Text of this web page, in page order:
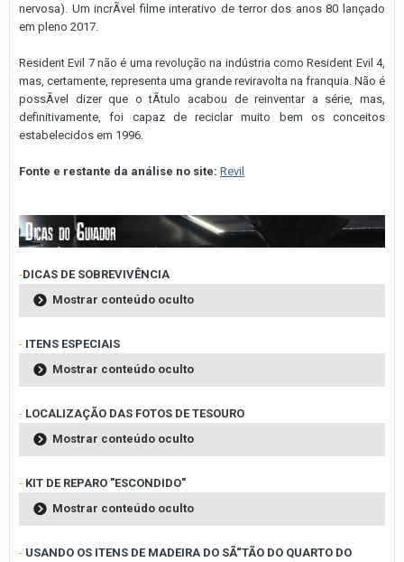
nervosa). Um incrÃ­vel filme interativo de terror dos anos 80 lançado
em pleno 2017.
Resident Evil 7 não é uma revolução na indústria como Resident Evil 4,
mas, certamente, representa uma grande reviravolta na franquia. Não é
possÃ­vel dizer que o tÃ­tulo acabou de reinventar a série, mas,
definitivamente, foi capaz de reciclar muito bem os conceitos
estabelecidos em 1996.
Fonte e restante da análise no site: Revil
-DICAS DE SOBREVIVÊNCIA
Mostrar conteúdo oculto
- ITENS ESPECIAIS
Mostrar conteúdo oculto
- LOCALIZAÇÃO DAS FOTOS DE TESOURO
Mostrar conteúdo oculto
- KIT DE REPARO "ESCONDIDO"
Mostrar conteúdo oculto
- USANDO OS ITENS DE MADEIRA DO SÃ“TÃO DO QUARTO DO